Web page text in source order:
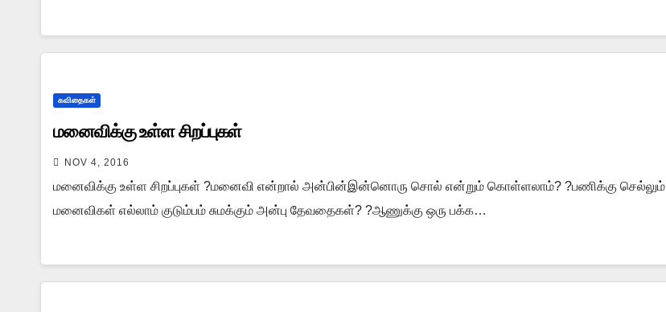
கவிதைகள்
மனைவிக்கு உள்ள சிறப்புகள்
NOV 4, 2016
மனைவிக்கு உள்ள சிறப்புகள் ?மனைவி என்றால் அன்பின்இன்னொரு சொல் என்றும் கொள்ளலாம்? ?பணிக்கு செல்லும்
மனைவிகள் எல்லாம் குடும்பம் சுமக்கும் அன்பு தேவதைகள்? ?ஆணுக்கு ஒரு பக்க…